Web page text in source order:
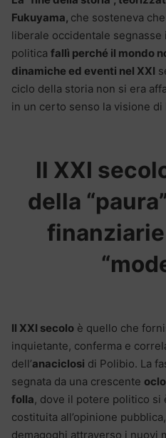
Fukuyama, che sosteneva
liberale occidentale segnasse
politica fallì perché il mondo
dinamiche ed eventi nel XXI
ciclo della storia non si era
in un certo senso la visione di
Il XXI
della
Il XXI secolo è quello che
inquietante, conferma e
dell’anaciclosi di Polibio. La
segnata da una crescente
folla, dove il potere politico si
costituita all’opinione
demagoghi attraverso i nuovi